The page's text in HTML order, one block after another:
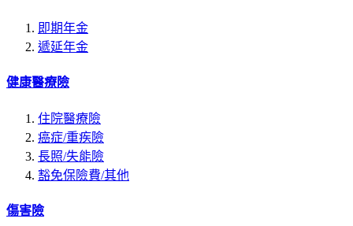
即期年金
遞延年金
健康醫療險
住院醫療險
癌症/重疾險
長照/失能險
豁免保險費/其他
傷害險